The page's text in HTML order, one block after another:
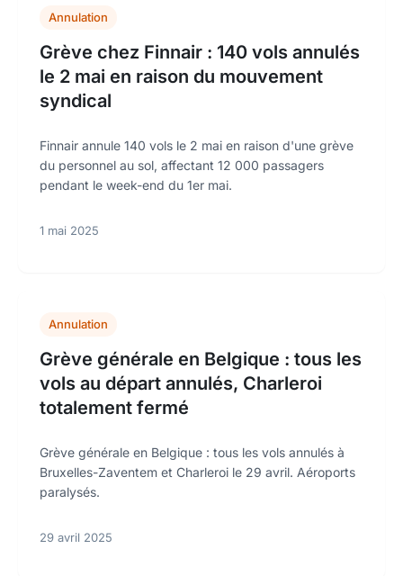
Annulation
Grève chez Finnair : 140 vols annulés
le 2 mai en raison du mouvement
syndical
Finnair annule 140 vols le 2 mai en raison d'une grève
du personnel au sol, affectant 12 000 passagers
pendant le week-end du 1er mai.
1 mai 2025
Annulation
Grève générale en Belgique : tous les
vols au départ annulés, Charleroi
totalement fermé
Grève générale en Belgique : tous les vols annulés à
Bruxelles-Zaventem et Charleroi le 29 avril. Aéroports
paralysés.
29 avril 2025